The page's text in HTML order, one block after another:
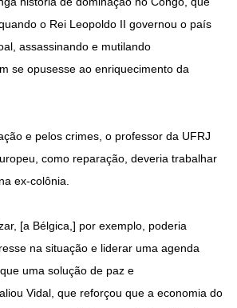
o Rei Leopoldo II governou o país
assassinando e mutilando
se opusesse ao enriquecimento da
e pelos crimes, o professor da UFRJ
como reparação, deveria trabalhar
ex-colônia.
[a Bélgica,] por exemplo, poderia
na situação e liderar uma agenda
uma solução de paz e
Vidal, que reforçou que a economia do